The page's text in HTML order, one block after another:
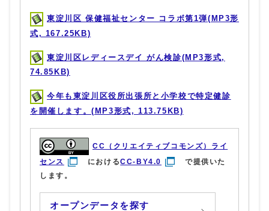
東淀川区 保健福祉センター コラボ第1弾(MP3形
式, 167.25KB)
東淀川区レディースデイ がん検診(MP3形式,
74.85KB)
今年も東淀川区役所出張所と小学校で特定健診
を開催します。(MP3形式, 113.75KB)
CC（クリエイティブコモンズ）ライ
センス
におけるCC-BY4.0
で提供いた
します。
オープンデータを探す